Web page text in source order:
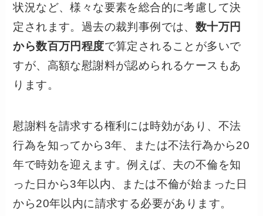
状況など、様々な要素を総合的に考慮して決
定されます。過去の裁判事例では、 数十万円
から数百万円程度で算定されることが多いで
すが、高額な慰謝料が認められるケースもあ
ります。
慰謝料を請求する権利には時効があり、不法
行為を知ってから3年、または不法行為から20
年で時効を迎えます。例えば、夫の不倫を知
った日から3年以内、または不倫が始まった日
から20年以内に請求する必要があります。